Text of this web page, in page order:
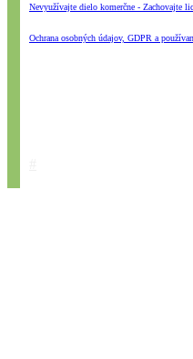
Nevyužívajte dielo komerčne - Zachovajte
Ochrana osobných údajov, GDPR a